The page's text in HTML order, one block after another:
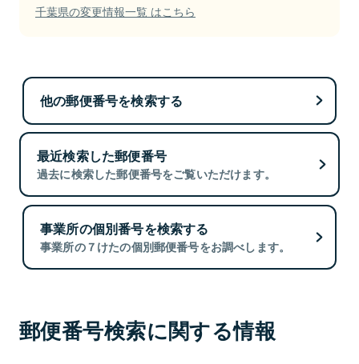
千葉県の変更情報一覧 はこちら
他の郵便番号を検索する
最近検索した郵便番号
過去に検索した郵便番号をご覧いただけます。
事業所の個別番号を検索する
事業所の７けたの個別郵便番号をお調べします。
郵便番号検索に関する情報